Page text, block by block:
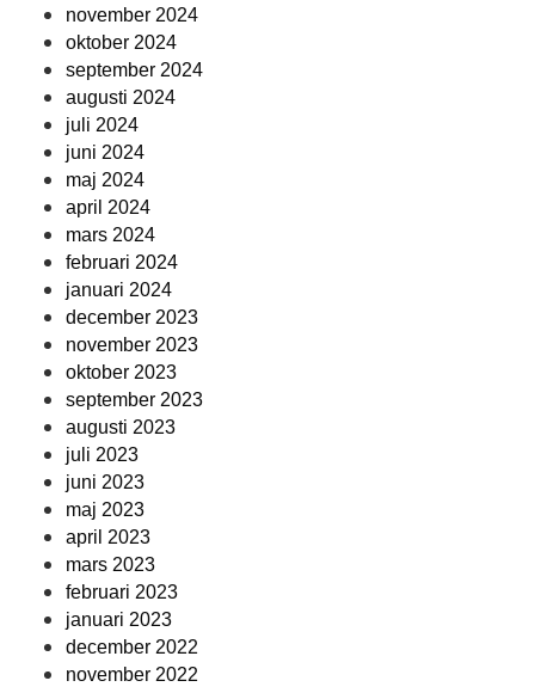
november 2024
oktober 2024
september 2024
augusti 2024
juli 2024
juni 2024
maj 2024
april 2024
mars 2024
februari 2024
januari 2024
december 2023
november 2023
oktober 2023
september 2023
augusti 2023
juli 2023
juni 2023
maj 2023
april 2023
mars 2023
februari 2023
januari 2023
december 2022
november 2022